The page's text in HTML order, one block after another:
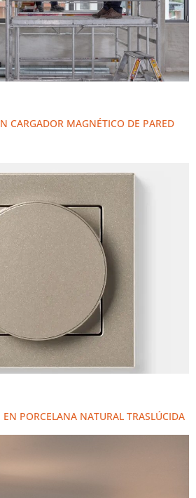
CARGADOR MAGNÉTICO DE PARED
PORCELANA NATURAL TRASLÚCIDA